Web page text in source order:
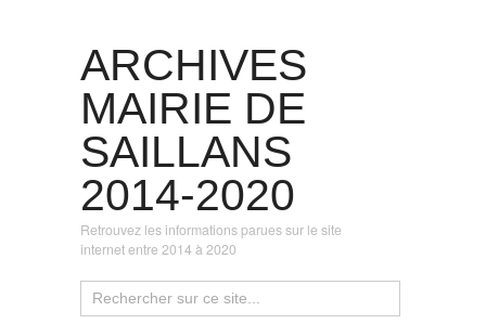
ARCHIVES
MAIRIE DE
SAILLANS
2014-2020
Retrouvez les informations parues sur le site
internet entre 2014 à 2020